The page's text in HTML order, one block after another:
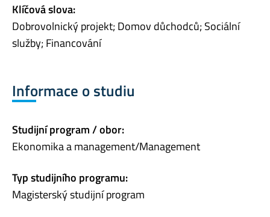
Klíčová slova:
Dobrovolnický projekt; Domov důchodců; Sociální
služby; Financování
Informace o studiu
Studijní program / obor:
Ekonomika a management/Management
Typ studijního programu:
Magisterský studijní program